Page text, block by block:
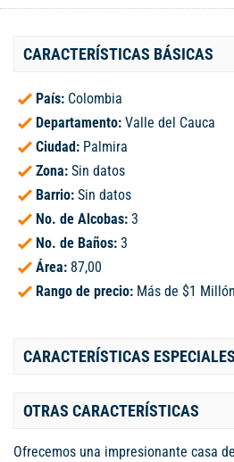
CARACTERÍSTICAS BÁSICAS
País: Colombia
Departamento: Valle del Cauca
Ciudad: Palmira
Zona: Sin datos
Barrio: Sin datos
No. de Alcobas: 3
No. de Baños: 3
Área: 87,00
Rango de precio: Más de $1 Millón
CARACTERÍSTICAS ESPECIALES
OTRAS CARACTERÍSTICAS
Ofrecemos una impresionante casa